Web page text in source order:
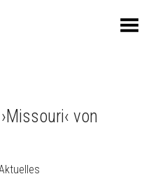
Toggle Menu
von